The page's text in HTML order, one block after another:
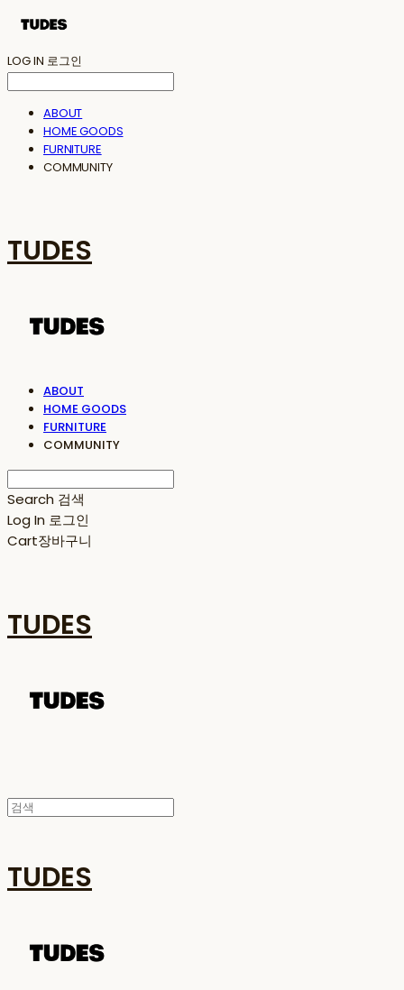
LOG IN 로그인
ABOUT
HOME GOODS
FURNITURE
COMMUNITY
TUDES
ABOUT
HOME GOODS
FURNITURE
COMMUNITY
Search 검색
Log In 로그인
Cart장바구니
TUDES
TUDES